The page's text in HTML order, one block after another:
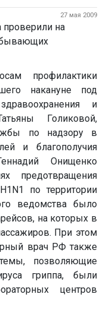
27 мая 2009
профилактики
накануне под
и
Голиковой,
по надзору в
и благополучия
Онищенко
по территории
ведомства было
на которых в
При этом
врач РФ также
позволяющие
гриппа, были
центров